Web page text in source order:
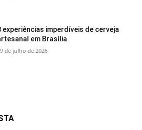
experiências imperdíveis de cerveja
em Brasília
de julho de 2026